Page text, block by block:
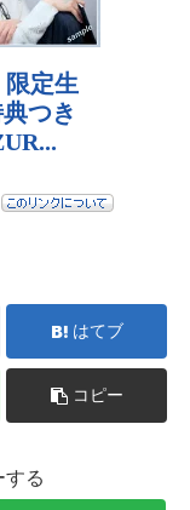
はてブ
コピー
する